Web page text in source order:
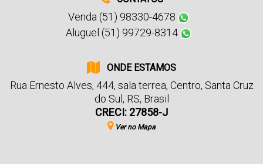
Venda (51) 98330-4678
Aluguel (51) 99729-8314
ONDE ESTAMOS
Rua Ernesto Alves, 444, sala terrea, Centro, Santa Cruz
do Sul , RS, Brasil
CRECI: 27858-J
Ver no Mapa